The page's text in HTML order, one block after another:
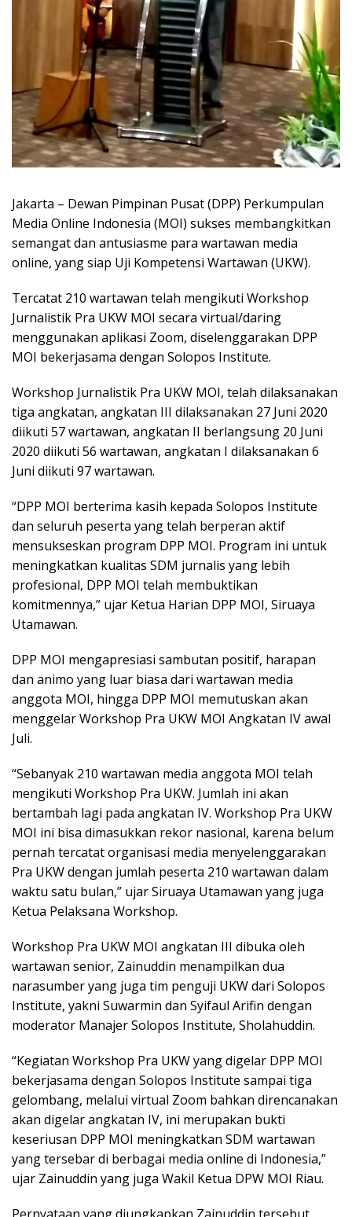
Jakarta – Dewan Pimpinan Pusat (DPP) Perkumpulan
Media Online Indonesia (MOI) sukses membangkitkan
semangat dan antusiasme para wartawan media
online, yang siap Uji Kompetensi Wartawan (UKW).
Tercatat 210 wartawan telah mengikuti Workshop
Jurnalistik Pra UKW MOI secara virtual/daring
menggunakan aplikasi Zoom, diselenggarakan DPP
MOI bekerjasama dengan Solopos Institute.
Workshop Jurnalistik Pra UKW MOI, telah dilaksanakan
tiga angkatan, angkatan III dilaksanakan 27 Juni 2020
diikuti 57 wartawan, angkatan II berlangsung 20 Juni
2020 diikuti 56 wartawan, angkatan I dilaksanakan 6
Juni diikuti 97 wartawan.
“DPP MOI berterima kasih kepada Solopos Institute
dan seluruh peserta yang telah berperan aktif
mensukseskan program DPP MOI. Program ini untuk
meningkatkan kualitas SDM jurnalis yang lebih
profesional, DPP MOI telah membuktikan
komitmennya,” ujar Ketua Harian DPP MOI, Siruaya
Utamawan.
DPP MOI mengapresiasi sambutan positif, harapan
dan animo yang luar biasa dari wartawan media
anggota MOI, hingga DPP MOI memutuskan akan
menggelar Workshop Pra UKW MOI Angkatan IV awal
Juli.
“Sebanyak 210 wartawan media anggota MOI telah
mengikuti Workshop Pra UKW. Jumlah ini akan
bertambah lagi pada angkatan IV. Workshop Pra UKW
MOI ini bisa dimasukkan rekor nasional, karena belum
pernah tercatat organisasi media menyelenggarakan
Pra UKW dengan jumlah peserta 210 wartawan dalam
waktu satu bulan,” ujar Siruaya Utamawan yang juga
Ketua Pelaksana Workshop.
Workshop Pra UKW MOI angkatan III dibuka oleh
wartawan senior, Zainuddin menampilkan dua
narasumber yang juga tim penguji UKW dari Solopos
Institute, yakni Suwarmin dan Syifaul Arifin dengan
moderator Manajer Solopos Institute, Sholahuddin.
“Kegiatan Workshop Pra UKW yang digelar DPP MOI
bekerjasama dengan Solopos Institute sampai tiga
gelombang, melalui virtual Zoom bahkan direncanakan
akan digelar angkatan IV, ini merupakan bukti
keseriusan DPP MOI meningkatkan SDM wartawan
yang tersebar di berbagai media online di Indonesia,”
ujar Zainuddin yang juga Wakil Ketua DPW MOI Riau.